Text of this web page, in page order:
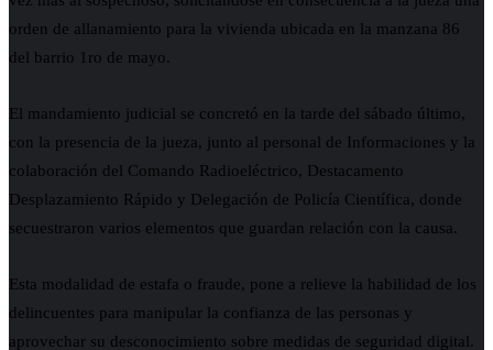
orden de allanamiento para la vivienda ubicada en la manzana 86
del barrio 1ro de mayo.
El mandamiento judicial se concretó en la tarde del sábado último,
con la presencia de la jueza, junto al personal de Informaciones y la
colaboración del Comando Radioeléctrico, Destacamento
Desplazamiento Rápido y Delegación de Policía Científica, donde
secuestraron varios elementos que guardan relación con la causa.
Esta modalidad de estafa o fraude, pone a relieve la habilidad de los
delincuentes para manipular la confianza de las personas y
aprovechar su desconocimiento sobre medidas de seguridad digital.